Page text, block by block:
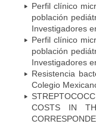
Perfil clínico
población
Investigadores
Perfil clínico
población
Investigadores
Resistencia
Colegio
COSTS IN